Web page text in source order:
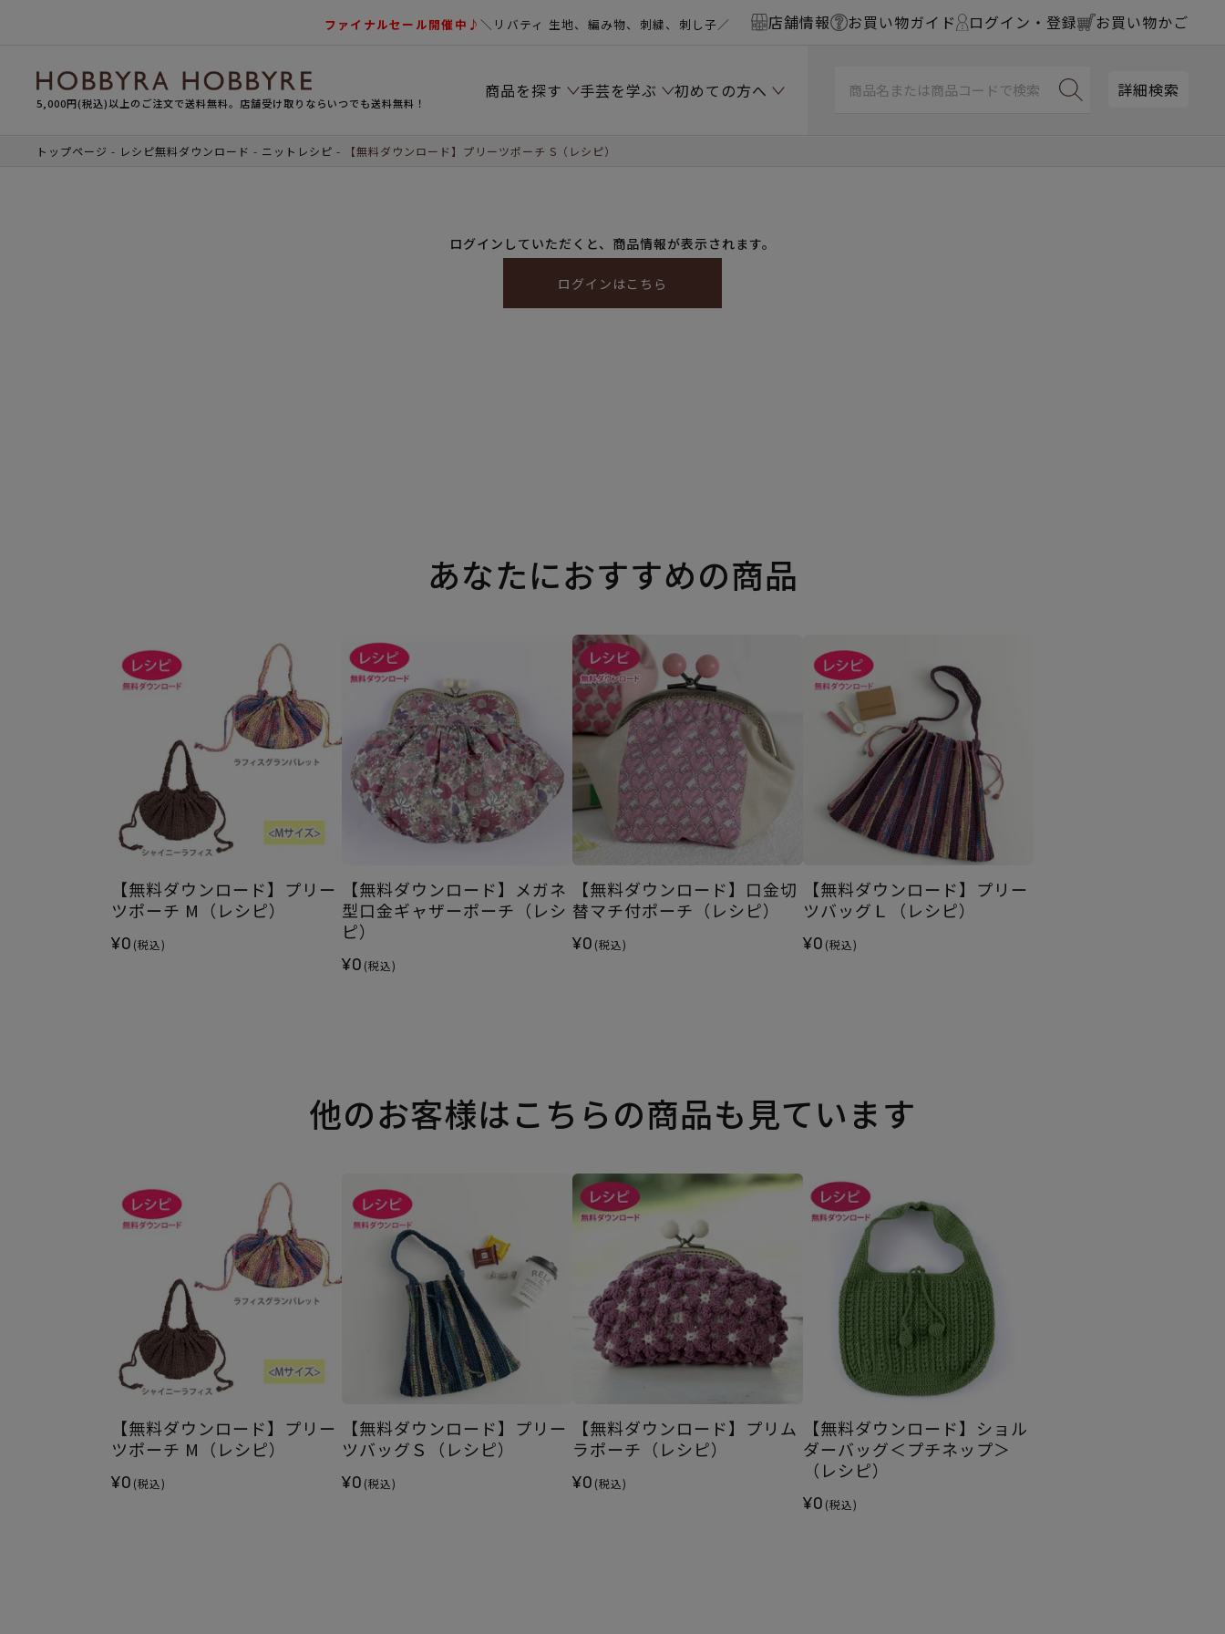
ファイナルセール開催中♪＼リバティ 生地、編み物、刺繍、刺し子／ 店舗情報 お買い物ガイド ログイン・登録 お買い物かご
5,000円(税込)以上のご注文で送料無料。店舗受け取りならいつでも送料無料！
商品を探す 手芸を学ぶ 初めての方へ 詳細検索
トップページ レシピ無料ダウンロード ニットレシピ 【無料ダウンロード】プリーツポーチ S（レシピ）
ログインしていただくと、商品情報が表示されます。
ログインはこちら
あなたにおすすめの商品
【無料ダウンロード】プリー
ツポーチ M（レシピ）
¥0 (税込)
【無料ダウンロード】メガネ
型口金ギャザーポーチ（レシ
ピ）
¥0 (税込)
【無料ダウンロード】口金切
替マチ付ポーチ（レシピ）
¥0 (税込)
【無料ダウンロード】プリー
ツバッグＬ（レシピ）
¥0 (税込)
他のお客様はこちらの商品も見ています
【無料ダウンロード】プリー
ツポーチ M（レシピ）
¥0 (税込)
【無料ダウンロード】プリー
ツバッグＳ（レシピ）
¥0 (税込)
【無料ダウンロード】プリム
ラポーチ（レシピ）
¥0 (税込)
【無料ダウンロード】ショル
ダーバッグ＜プチネップ＞
（レシピ）
¥0 (税込)